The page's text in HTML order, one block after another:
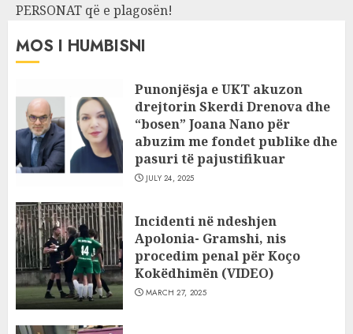
PERSONAT që e plagosën!
MOS I HUMBISNI
Punonjësja e UKT akuzon
drejtorin Skerdi Drenova dhe
“bosen” Joana Nano për
abuzim me fondet publike dhe
pasuri të pajustifikuar
JULY 24, 2025
Incidenti në ndeshjen
Apolonia- Gramshi, nis
procedim penal për Koço
Kokëdhimën (VIDEO)
MARCH 27, 2025